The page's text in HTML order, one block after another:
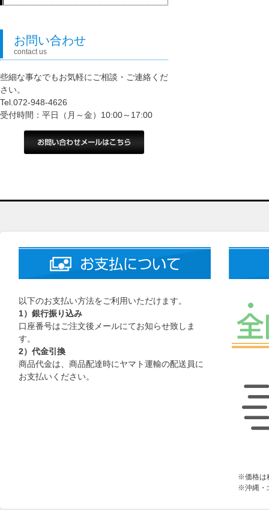
お問い合わせ
contact us
些細な事なでもお気軽にご相談・ご連絡くだ
さい。
Tel.072-948-4626
受付時間：平日（月～金）10:00～17:00
以下のお支払い方法をご利用いただけます。
1）銀行振り込み
口座番号はご注文後メールにてお知らせ致しま
す。
2）代金引換
商品代金は、商品配達時にヤマト運輸の配送員に
お支払いください。
※価格は
※沖縄・